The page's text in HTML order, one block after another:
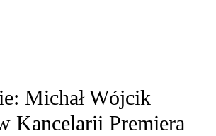
Michał Wójcik
Kancelarii Premiera